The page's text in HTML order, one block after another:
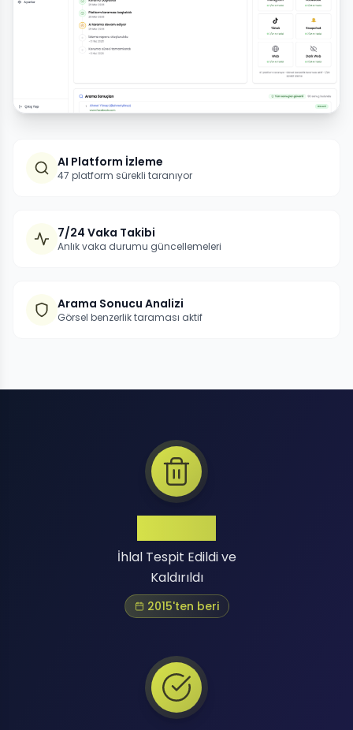
AI Platform İzleme
47 platform sürekli taranıyor
7/24 Vaka Takibi
Anlık vaka durumu güncellemeleri
Arama Sonucu Analizi
Görsel benzerlik taraması aktif
İhlal Tespit Edildi ve
Kaldırıldı
2015'ten beri